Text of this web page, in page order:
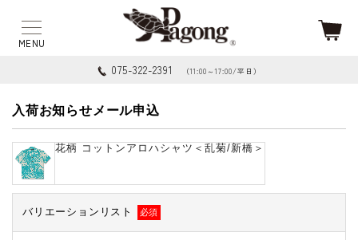
075-322-2391 （11:00～17:00/平日）
入荷お知らせメール申込
花柄 コットンアロハシャツ＜乱菊/新橋＞
バリエーションリスト 必須